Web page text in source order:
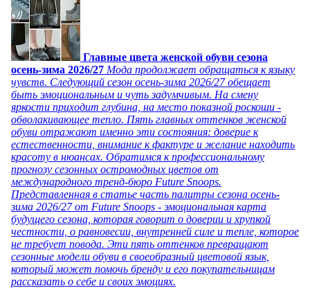
Главные цвета женской обуви сезона
осень-зима 2026/27 Мода продолжает обращаться к языку
чувств. Следующий сезон осень-зима 2026/27 обещает
быть эмоциональным и чуть задумчивым. На смену
яркости приходит глубина, на место показной роскоши -
обволакивающее тепло. Пять главных оттенков женской
обуви отражают именно эти состояния: доверие к
естественности, внимание к фактуре и желание находить
красоту в нюансах. Обратимся к профессиональному
прогнозу сезонных остромодных цветов от
международного тренд-бюро Future Snoops.
Представленная в статье часть палитры сезона осень-
зима 2026/27 от Future Snoops - эмоциональная карта
будущего сезона, которая говорит о доверии и хрупкой
честности, о равновесии, внутренней силе и тепле, которое
не требует повода. Эти пять оттенков превращают
сезонные модели обуви в своеобразный цветовой язык,
который может помочь бренду и его покупательницам
рассказать о себе и своих эмоциях.